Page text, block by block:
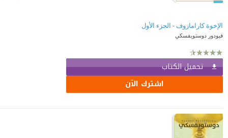
الإخوة كارامازوف - الجزء الأول
فيودور دوستويفسكي
تحميل الكتاب
اشترك الآن